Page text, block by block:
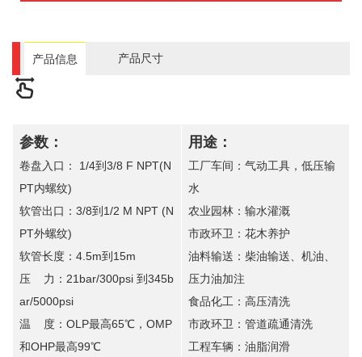
产品信息 产品尺寸
参数：
卷盘入口： 1/4到3/8 F NPT(N
PT内螺纹)
软管出口：3/8到1/2 M NPT (N
PT外螺纹)
软管长度：4.5m到15m
压 力：21bar/300psi 到345b
ar/5000psi
温 度：OLP最高65℃，OMP
和OHP最高99℃
用途：
工厂车间：气动工具，低压输
水
农业园林：输水灌溉
市政环卫：花木养护
油料输送：柴油输送、机油、
压力油加注
食品化工：高压清洗
市政环卫：管道疏通清洗
工程车辆：油脂润滑